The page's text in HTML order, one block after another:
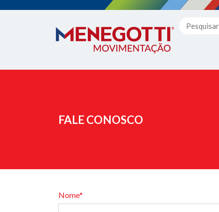
FALE CONOSCO
Nome*